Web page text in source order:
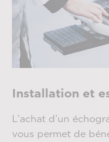
Installation et
L’achat d’un
vous permet de